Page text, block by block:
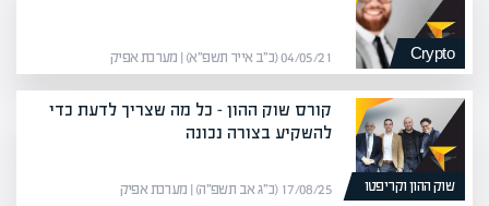
Crypto 04/05/21 (כ״ב אייר תשפ״א) | מערכת אפיק
שוק ההון וקריפטו
קורס שוק ההון – כל מה שצריך לדעת כדי
להשקיע בצורה נכונה
17/08/25 (כ״ג אב תשפ״ה) | מערכת אפיק